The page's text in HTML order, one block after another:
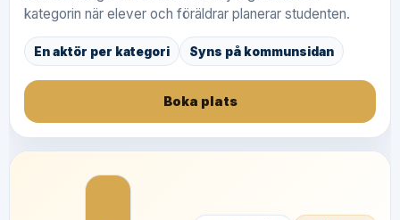
kategorin när elever och föräldrar planerar studenten.
En aktör per kategori Syns på kommunsidan
Boka plats